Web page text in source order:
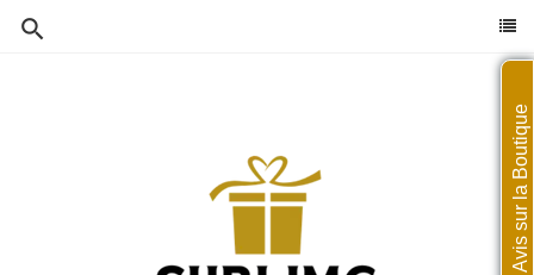
Avis sur la Boutique